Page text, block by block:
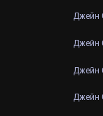
Джейн
Джейн
Джейн
Джейн